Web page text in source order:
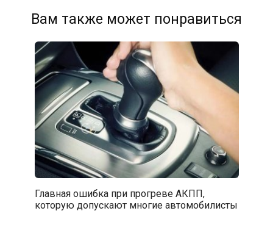
Вам также может понравиться
Главная ошибка при прогреве АКПП,
которую допускают многие автомобилисты